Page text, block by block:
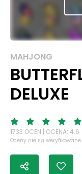
MAHJONG
DELUXE
1733 OCEN | OCENA: 4.6
Oceny nie są weryfikowane